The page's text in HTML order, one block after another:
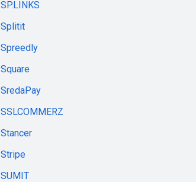
SP.LINKS
Splitit
Spreedly
Square
SredaPay
SSLCOMMERZ
Stancer
Stripe
SUMIT